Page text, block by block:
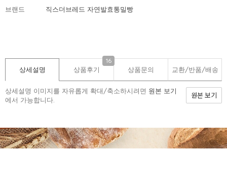
브랜드 직스더브레드 자연발효통밀빵
상세설명 상품후기
16
상품문의 교환/반품/배송
상세설명 이미지를 자유롭게 확대/축소하시려면 원본 보기
에서 가능합니다.
원본 보기